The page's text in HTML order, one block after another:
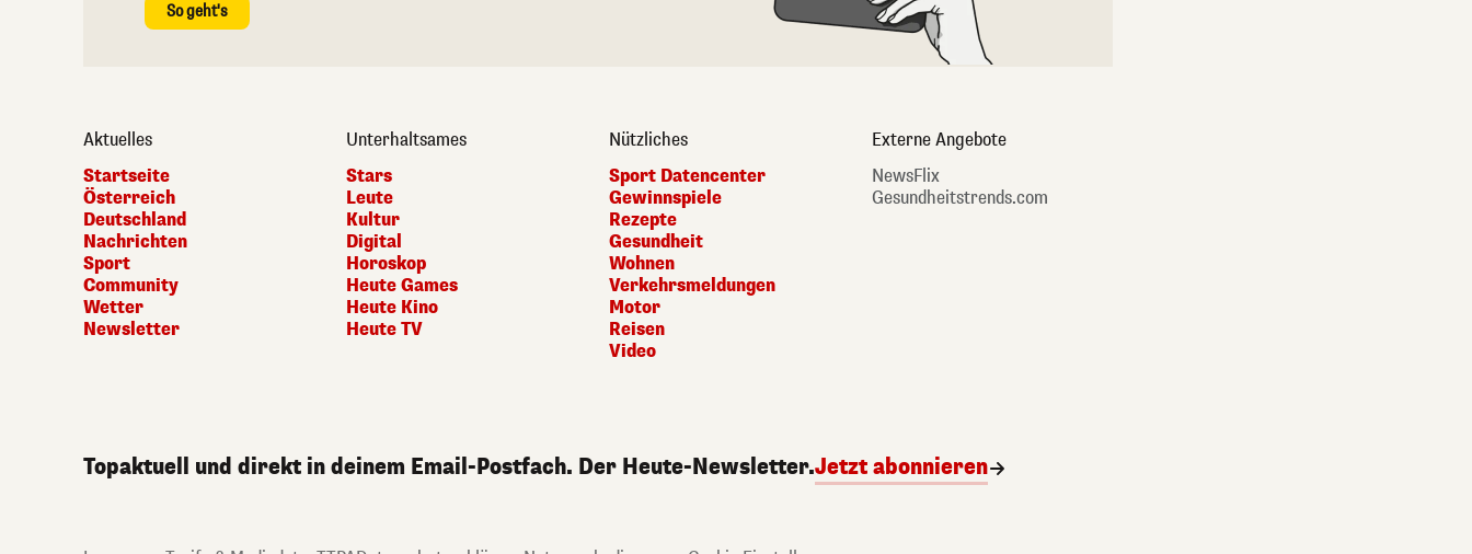
So geht's
Aktuelles
Startseite
Österreich
Deutschland
Nachrichten
Sport
Community
Wetter
Newsletter
Unterhaltsames
Stars
Leute
Kultur
Digital
Horoskop
Heute Games
Heute Kino
Heute TV
Nützliches
Sport Datencenter
Gewinnspiele
Rezepte
Gesundheit
Wohnen
Verkehrsmeldungen
Motor
Reisen
Video
Externe Angebote
NewsFlix
Gesundheitstrends.com
Topaktuell und direkt in deinem Email-Postfach. Der Heute-Newsletter.Jetzt abonnieren